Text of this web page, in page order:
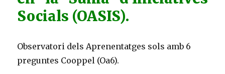
Socials (OASIS).
Observatori dels Aprenentatges sols amb 6
preguntes Cooppel (Oa6).